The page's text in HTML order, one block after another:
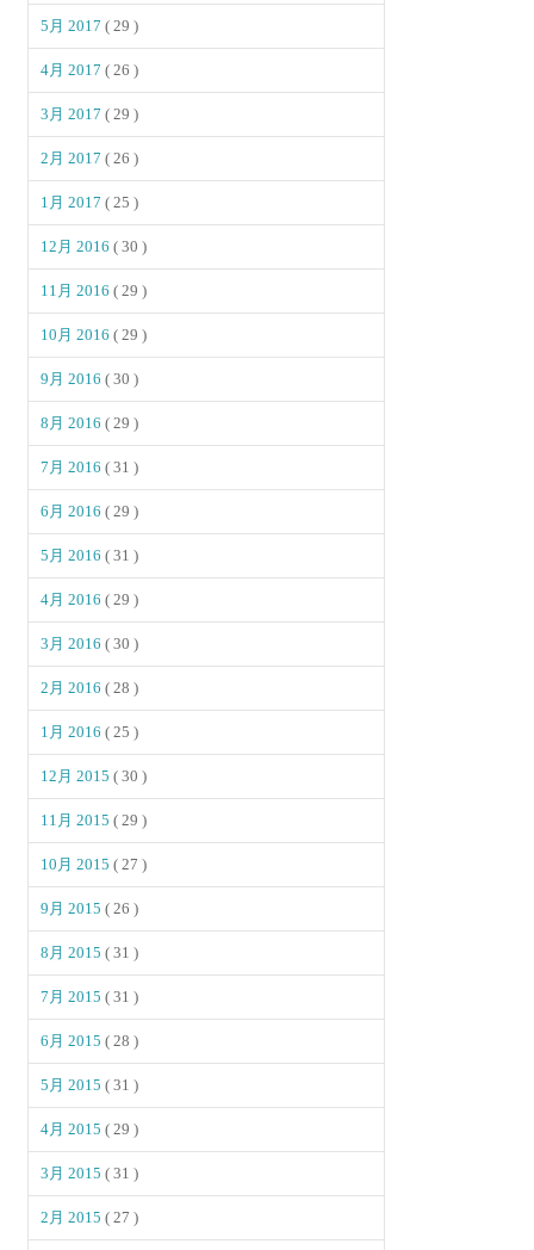
5月 2017( 29 )
4月 2017( 26 )
3月 2017( 29 )
2月 2017( 26 )
1月 2017( 25 )
12月 2016( 30 )
11月 2016( 29 )
10月 2016( 29 )
9月 2016( 30 )
8月 2016( 29 )
7月 2016( 31 )
6月 2016( 29 )
5月 2016( 31 )
4月 2016( 29 )
3月 2016( 30 )
2月 2016( 28 )
1月 2016( 25 )
12月 2015( 30 )
11月 2015( 29 )
10月 2015( 27 )
9月 2015( 26 )
8月 2015( 31 )
7月 2015( 31 )
6月 2015( 28 )
5月 2015( 31 )
4月 2015( 29 )
3月 2015( 31 )
2月 2015( 27 )